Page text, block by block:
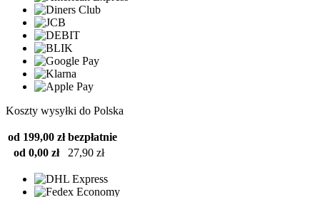
Koszty wysyłki do Polska
od 199,00 zł bezpłatnie
od 0,00 zł
27,90 zł